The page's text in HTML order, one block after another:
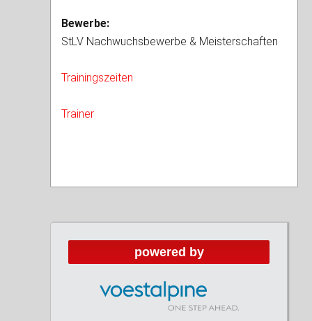
Bewerbe:
StLV Nachwuchsbewerbe & Meisterschaften
Trainingszeiten
Trainer
powered by